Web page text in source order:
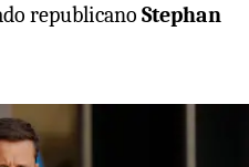
republicano Stephan